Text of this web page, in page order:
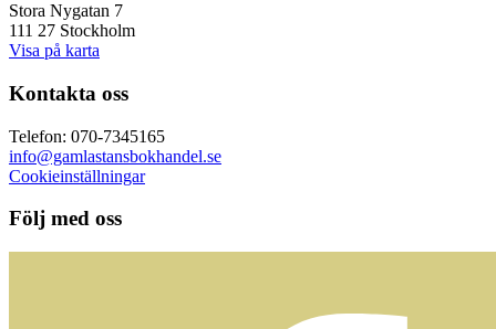
Stora Nygatan 7
111 27 Stockholm
Visa på karta
Kontakta oss
Telefon: 070-7345165
info@gamlastansbokhandel.se
Cookieinställningar
Följ med oss